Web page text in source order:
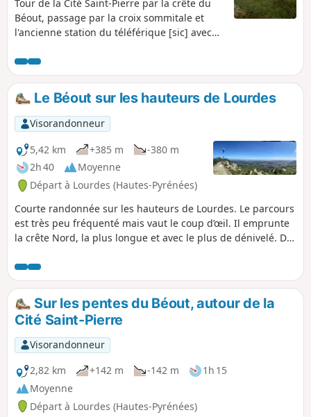
Tour de la Cité Saint-Pierre par la crête du
Béout, passage par la croix sommitale et
l'ancienne station du téléférique [sic] avec
de la Vallée des Gaves.Cette randonnée en
site sauvage, peu ou pas balisée et avec des
sentiers peu visibles en été et envahis de
fougères (descente particulièrement), la
rend accessible uniquement à des
"aventuriers" de plus de 10 ans que la
découverte de ce petit sommet n'effraiera
pas !
Le Béout sur les hauteurs de Lourdes
Visorandonneur
5,42 km
+385 m
-380 m
2h 40
Moyenne
Départ à Lourdes (Hautes-Pyrénées)
Courte randonnée sur les hauteurs de Lourdes. Le parcours
est très peu fréquenté mais vaut le coup d’œil. Il emprunte
la crête Nord, la plus longue et avec le plus de dénivelé. Du
360° sur le pays lourdais. Du second sommet à 719m, on
découvre un belvédère avec l'ancienne installation du
téléférique (sic) du Béout. Un peu plus loin, c'est l'entrée de
la grotte dite "Gouffre de Lourdes", de 82 m de profondeur.
Sur les pentes du Béout, autour de la
Cité Saint-Pierre
Visorandonneur
2,82 km
+142 m -142 m
1h 15
Moyenne
Départ à Lourdes (Hautes-Pyrénées)